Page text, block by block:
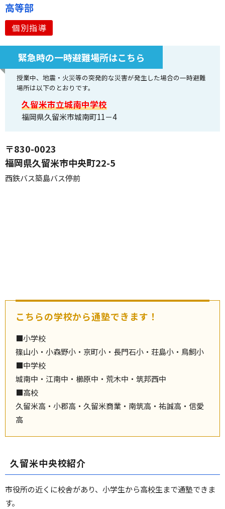
高等部
個別指導
緊急時の一時避難場所はこちら
授業中、地震・火災等の突発的な災害が発生した場合の一時避難
場所は以下のとおりです。
久留米市立城南中学校
福岡県久留米市城南町11－4
〒830-0023
福岡県久留米市中央町22-5
西鉄バス築島バス停前
こちらの学校から通塾できます！
■小学校
篠山小・小森野小・京町小・長門石小・荘島小・鳥飼小
■中学校
城南中・江南中・櫛原中・荒木中・筑邦西中
■高校
久留米高・小郡高・久留米商業・南筑高・祐誠高・信愛
高
久留米中央校紹介
市役所の近くに校舎があり、小学生から高校生まで通塾できま
す。